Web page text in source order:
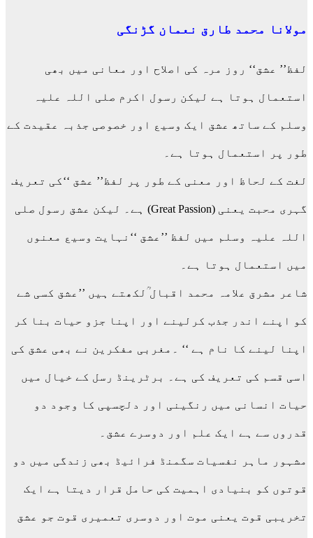
مولانا محمد طارق نعمان گڑنگی
لفظ’’ عشق‘‘ روز مرہ کی اصلاح اور معانی میں بھی
استعمال ہوتا ہے لیکن رسول اکرم صلی اللہ علیہ
وسلم کے ساتھ عشق ایک وسیع اور خصوصی جذبہ عقیدت کے
طور پر استعمال ہوتا ہے۔
لغت کے لحاظ اور معنی کے طور پر لفظ’’ عشق ‘‘کی تعریف
گہری محبت یعنی (Great Passion) ہے۔ لیکن عشق رسول صلی
اللہ علیہ وسلم میں لفظ ’’عشق ‘‘نہایت وسیع معنوں
میں استعمال ہوتا ہے۔
شاعر مشرق علامہ محمد اقبال ؒلکھتے ہیں ’’عشق کسی شے
کو اپنے اندر جذب کرلینے اور اپنا جزو حیات بنا کر
اپنا لینے کا نام ہے ‘‘ ۔مغربی مفکرین نے بھی عشق کی
اسی قسم کی تعریف کی ہے۔ برٹرینڈ رسل کے خیال میں
حیات انسانی میں رنگینی اور دلچسپی کا وجود دو
قدروں سے ہے ایک علم اور دوسرے عشق۔
مشہور ماہر نفسیات سگمنڈ فرائیڈ بھی زندگی میں دو
قوتوں کو بنیادی اہمیت کی حامل قرار دیتا ہے ایک
تخریبی قوت یعنی موت اور دوسری تعمیری قوت جو عشق